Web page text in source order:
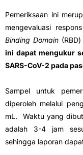
Pemeriksaan ini
mengevaluasi
Binding Domain(RBD)
ini dapat mengukur
SARS-CoV-2 pada
Sampel untuk
diperoleh melalui
mL. Waktu yang
adalah 3-4 jam
sehingga laporan